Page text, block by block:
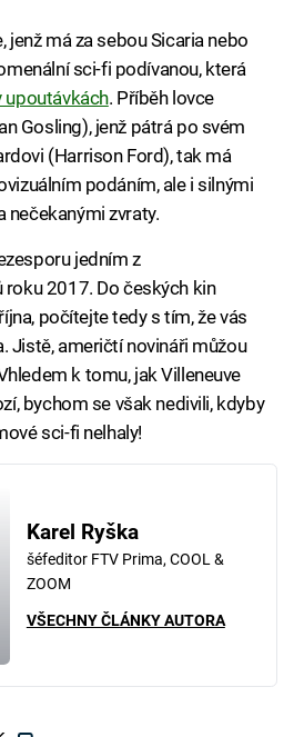
jenž má za sebou Sicaria nebo
sci-fi podívanou, která
upoutávkách. Příběh lovce
Gosling), jenž pátrá po svém
(Harrison Ford), tak má
podáním, ale i silnými
nečekanými zvraty.
jedním z
2017. Do českých kin
počítejte tedy s tím, že vás
Jistě, američtí novináři můžou
k tomu, jak Villeneuve
bychom se však nedivili, kdyby
sci-fi nelhaly!
Karel Ryška
šéfeditor FTV Prima, COOL &
ZOOM
VŠECHNY ČLÁNKY AUTORA